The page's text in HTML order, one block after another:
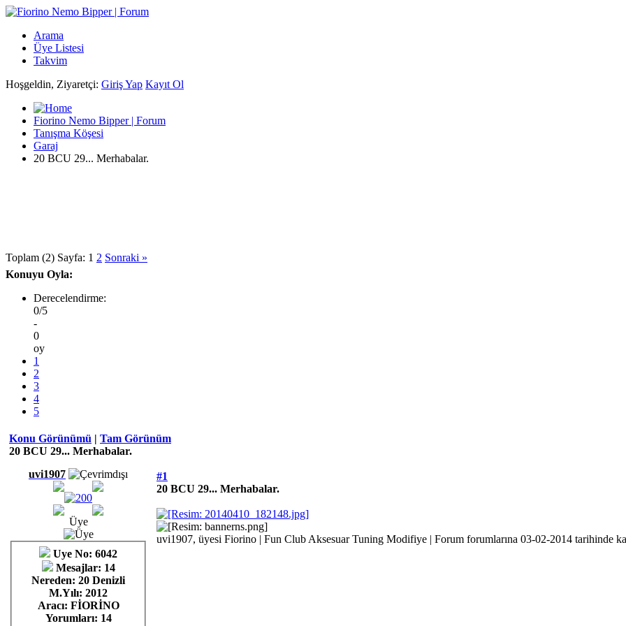
Arama
Üye Listesi
Takvim
Hoşgeldin, Ziyaretçi: Giriş Yap Kayıt Ol
Fiorino Nemo Bipper | Forum
Tanışma Köşesi
Garaj
20 BCU 29... Merhabalar.
Toplam (2) Sayfa: 1 2 Sonraki »
Konuyu Oyla:
Derecelendirme:
0/5
-
0
oy
1
2
3
4
5
Konu Görünümü | Tam Görünüm
20 BCU 29... Merhabalar.
uvi1907
Üye
Uye No: 6042
Mesajlar: 14
Nereden: 20 Denizli
M.Yılı: 2012
Aracı: FİORİNO
Yorumları: 14
#1
20 BCU 29... Merhabalar.
uvi1907, üyesi Fiorino | Fun Club Aksesuar Tuning Modifiye | Forum forumlarına 03-02-2014 tarihinde